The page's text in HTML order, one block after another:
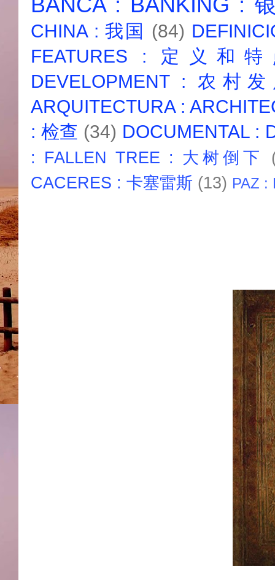
BANCA : BANKING :
CHINA : 我国 (84)
FEATURES : 定义和
DEVELOPMENT : 农村
ARQUITECTURA :
: 检查 (34) DOCUMENTAL :
: FALLEN TREE : 大树倒下
CACERES : 卡塞雷斯 (13) PAZ :